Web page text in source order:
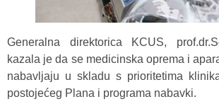
Generalna direktorica KCUS,
kazala je da se medicinska oprema i
nabavljaju u skladu s prioritetima
postojećeg Plana i programa nabavki.